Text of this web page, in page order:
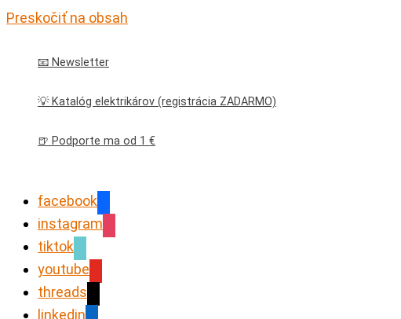
Preskočiť na obsah
📧 Newsletter
💡 Katalóg elektrikárov (registrácia ZADARMO)
🍺 Podporte ma od 1 €
facebook
instagram
tiktok
youtube
threads
linkedin